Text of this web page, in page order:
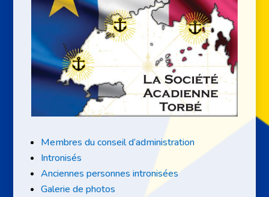
Membres du conseil d’administration
Intronisés
Anciennes personnes intronisées
Galerie de photos